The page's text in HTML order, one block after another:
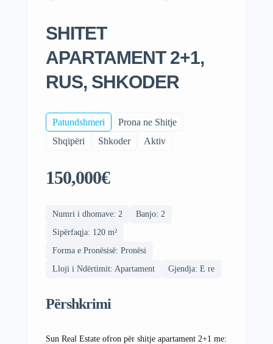
SHITET
APARTAMENT 2+1,
RUS, SHKODER
Patundshmeri
Prona ne Shitje
Shqipëri
Shkoder Aktiv
150,000€
Numri i dhomave: 2
Banjo: 2
Sipërfaqja: 120 m²
Forma e Pronësisë: Pronësi
Lloji i Ndërtimit: Apartament
Gjendja: E re
Përshkrimi
Sun Real Estate ofron për shitje apartament 2+1 me: